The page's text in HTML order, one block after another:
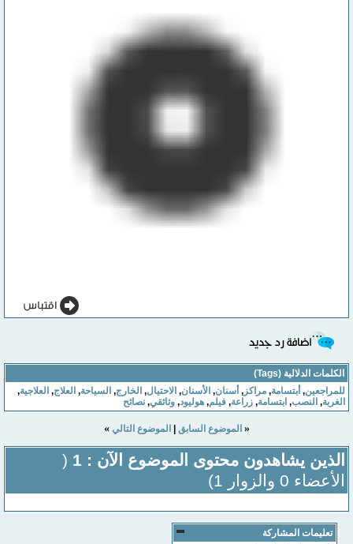
الكلمات الدلالية (Tags)
للمراجعين,أبتسامة,مراكز,أسنان,الأسنان,الاحتيال ,الخارج,السياحة,العلاج,العلاجية,
الغربة,النصب,ابتسامة,زراعة,فيلم,هوليود,وثائقي ,نصائح
« الموضوع السابق|الموضوع التالي »
الذين يشاهدون محتوى الموضوع الآن : 1
(
الأعضاء 0 والزوار 1)
تعليمات المشاركة